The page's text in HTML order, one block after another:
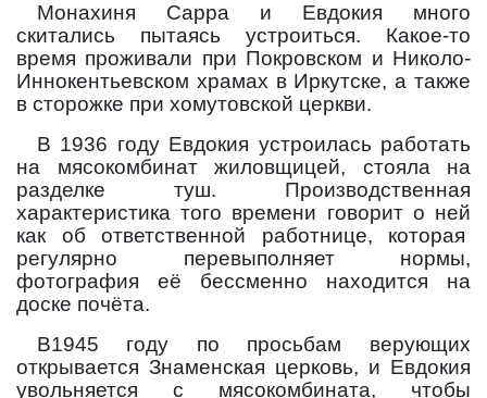
Монахиня Сарра и Евдокия много
скитались пытаясь устроиться. Какое-то
время проживали при Покровском и Николо-
Иннокентьевском храмах в Иркутске, а также
в сторожке при хомутовской церкви.
В 1936 году Евдокия устроилась работать
на мясокомбинат жиловщицей, стояла на
разделке туш. Производственная
характеристика того времени говорит о ней
как об ответственной работнице, которая
регулярно перевыполняет нормы,
фотография её бессменно находится на
доске почёта.
В1945 году по просьбам верующих
открывается Знаменская церковь, и Евдокия
увольняется с мясокомбината, чтобы